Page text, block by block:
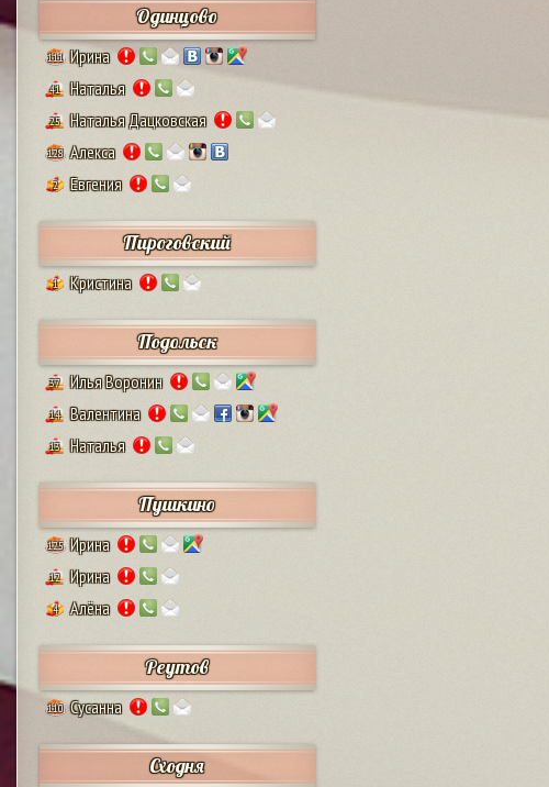
Одинцово
111 Ирина
41 Наталья
25 Наталья Дацковская
128 Алекса
2 Евгения
Пироговский
1 Кристина
Подольск
37 Илья Воронин
14 Валентина
13 Наталья
Пушкино
125 Ирина
12 Ирина
4 Алёна
Реутов
110 Сусанна
Сходня